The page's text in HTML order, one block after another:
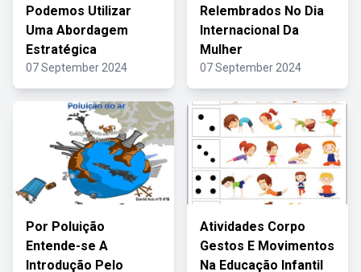
Podemos Utilizar
Uma Abordagem
Estratégica
07 September 2024
Relembrados No Dia
Internacional Da
Mulher
07 September 2024
Por Poluição
Entende-se A
Introdução Pelo
Atividades Corpo
Gestos E Movimentos
Na Educação Infantil